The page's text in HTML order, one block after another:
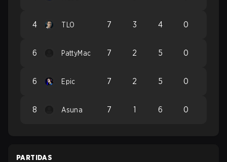
4 TLO 7 3 4 0
6 PattyMac 7 2 5 0
6 Epic 7 2 5 0
8 Asuna 7 1 6 0
PARTIDAS